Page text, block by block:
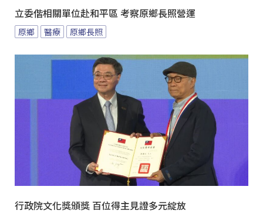
立委偕相關單位赴和平區 考察原鄉長照營運
原鄉 醫療 原鄉長照
行政院文化獎頒獎 百位得主見證多元綻放